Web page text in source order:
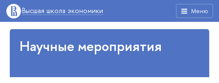
Меню
Высшая школа экономики
Научные мероприятия